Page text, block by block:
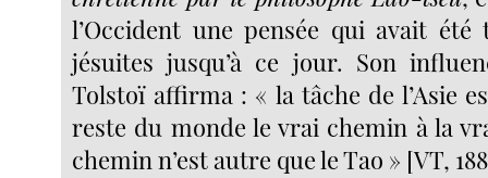
l’Occident une pensée qui avait été
jésuites jusqu’à ce jour. Son
Tolstoï affirma : « la tâche de l’Asie
reste du monde le vrai chemin à la
chemin n’est autre que le Tao » [VT,